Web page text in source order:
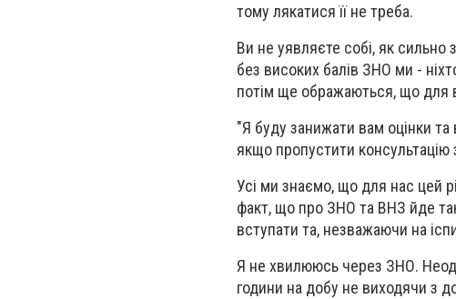
тому лякатися її не треба.
Ви не уявляєте собі, як
без високих балів ЗНО ми -
потім ще ображаються, що для
"Я буду занижати вам оцінки та
якщо пропустити консультацію
Усі ми знаємо, що для нас цей
факт, що про ЗНО та ВНЗ йде
вступати та, незважаючи на
Я не хвилююсь через ЗНО.
години на добу не виходячи з